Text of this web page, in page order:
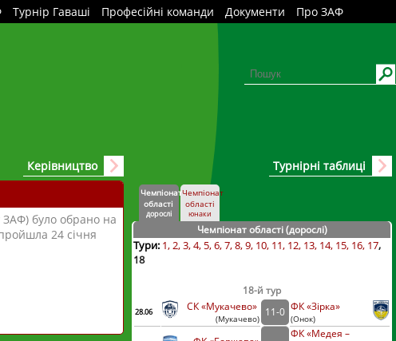
Турнір Гаваші Професійні команди Документи Про ЗАФ
Керівництво
ЗАФ) було обрано на
24 січня
Турнірні таблиці
Чемпіонат
області
дорослі
Чемпіонат
області
юнаки
Чемпіонат області (дорослі)
Тури: 1 2 3 4 5 6 7 8 9 10 11 12 13 14 15 16 17
18
18-й тур
28.06 СК «Мукачево»
(Мукачево)
11-0 ФК «Зірка»
(Онок)
ФК «Медея –